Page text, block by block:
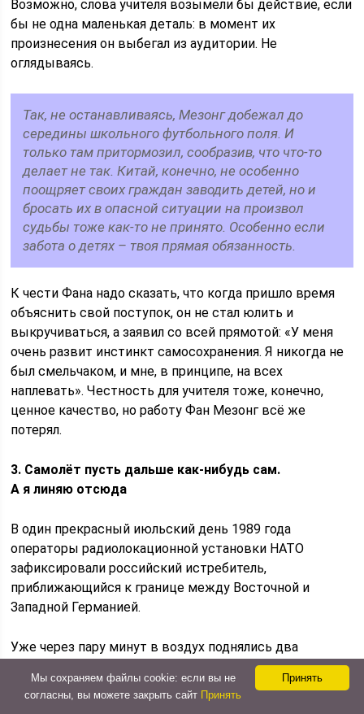
Возможно, слова учителя возымели бы действие, если
бы не одна маленькая деталь: в момент их
произнесения он выбегал из аудитории. Не
оглядываясь.
Так, не останавливаясь, Мезонг добежал до
середины школьного футбольного поля. И
только там притормозил, сообразив, что что-то
делает не так. Китай, конечно, не особенно
поощряет своих граждан заводить детей, но и
бросать их в опасной ситуации на произвол
судьбы тоже как-то не принято. Особенно если
забота о детях – твоя прямая обязанность.
К чести Фана надо сказать, что когда пришло время
объяснить свой поступок, он не стал юлить и
выкручиваться, а заявил со всей прямотой: «У меня
очень развит инстинкт самосохранения. Я никогда не
был смельчаком, и мне, в принципе, на всех
наплевать». Честность для учителя тоже, конечно,
ценное качество, но работу Фан Мезонг всё же
потерял.
3. Самолёт пусть дальше как-нибудь сам.
А ялиняю отсюда
В один прекрасный июльский день 1989 года
операторы радиолокационной установки НАТО
зафиксировали российский истребитель,
приближающийся к границе между Восточной и
Западной Германией.
Уже через пару минут в воздух поднялись два
истребителя-перехватчика эскадрильи ВВС США,
базировавшихся в Нидерландах.
Принять
Мы сохраняем файлы cookie: если вы не
согласны, вы можете закрыть сайт Принять